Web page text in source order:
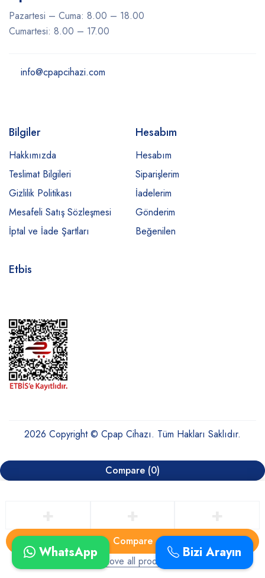
Pazartesi – Cuma: 8.00 – 18.00
Cumartesi: 8.00 – 17.00
info@cpapcihazi.com
Bilgiler
Hakkımızda
Teslimat Bilgileri
Gizlilik Politikası
Mesafeli Satış Sözleşmesi
İptal ve İade Şartları
Hesabım
Hesabım
Siparişlerim
İadelerim
Gönderim
Beğenilen
Etbis
2026 Copyright © Cpap Cihazı. Tüm Hakları Saklıdır.
Bizi Arayın
WhatsApp
Compare (0)
Compare
Remove all products